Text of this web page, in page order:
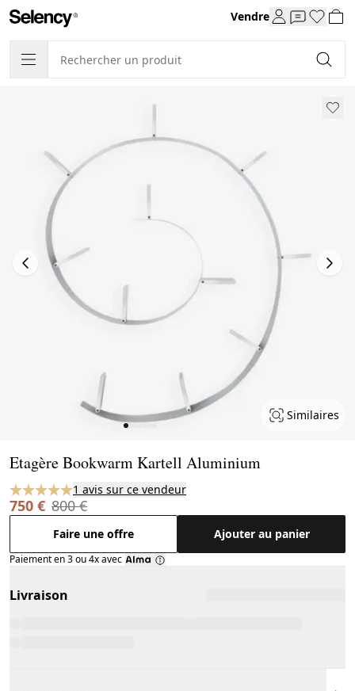
Vendre
Similaires
Etagère Bookwarm Kartell Aluminium
1 avis sur ce vendeur
750 € 800 €
Faire une offre Ajouter au panier
Paiement en 3 ou 4x avec
Livraison